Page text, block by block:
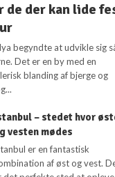
de der kan lide
begyndte at udvikle sig
Det er en by med en
blanding af bjerge og
– stedet hvor
vesten mødes
er en fantastisk
af øst og vest.